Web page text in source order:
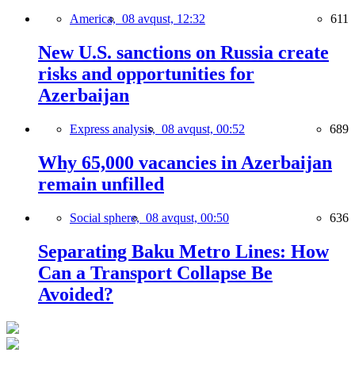
America, 08 avqust, 12:32 611
New U.S. sanctions on Russia create
risks and opportunities for
Azerbaijan
Express analysis, 08 avqust, 00:52 689
Why 65,000 vacancies in Azerbaijan
remain unfilled
Social sphere, 08 avqust, 00:50 636
Separating Baku Metro Lines: How
Can a Transport Collapse Be
Avoided?